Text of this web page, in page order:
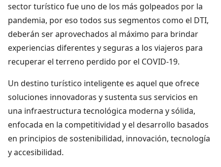
sector turístico fue uno de los más golpeados por la
pandemia, por eso todos sus segmentos como el DTI,
deberán ser aprovechados al máximo para brindar
experiencias diferentes y seguras a los viajeros para
recuperar el terreno perdido por el COVID-19.
Un destino turístico inteligente es aquel que ofrece
soluciones innovadoras y sustenta sus servicios en
una infraestructura tecnológica moderna y sólida,
enfocada en la competitividad y el desarrollo basados
en principios de sostenibilidad, innovación, tecnología
y accesibilidad.